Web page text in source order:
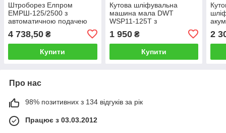
Штроборез Елпром
ЕМРШ-125/2500 з
автоматичною подачею
4 738,50 ₴
Купити
Кутова шліфувальна
машина мала DWT
WSP11-125T з
регулюванням швидкості
1 950₴
Купити
без
2
Про нас
98% позитивних з 134 відгуків за рік
Працює з 03.03.2012